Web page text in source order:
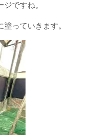
ですね。
っていきます。